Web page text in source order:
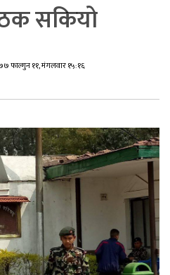
सकियो
फाल्गुन ११, मंगलवार १५:१६